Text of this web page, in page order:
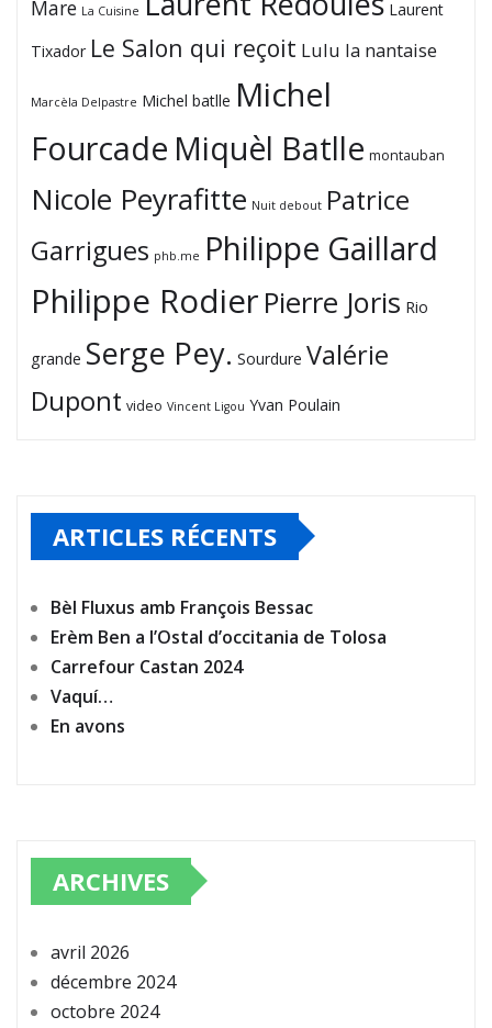
Mare La Cuisine
Laurent
Tixador Le Salon qui reçoit Lulu la nantaise
Marcèla Delpastre Michel batlle Michel
Fourcade Miquèl Batlle montauban
Nicole Peyrafitte Nuit debout Patrice
Garrigues phb.me Philippe Gaillard
Philippe Rodier Pierre Joris Rio
grande Serge Pey. Sourdure Valérie
Dupont video Vincent Ligou Yvan Poulain
ARTICLES RÉCENTS
Bèl Fluxus amb François Bessac
Erèm Ben a l’Ostal d’occitania de Tolosa
Carrefour Castan 2024
Vaquí…
En avons
ARCHIVES
avril 2026
décembre 2024
octobre 2024